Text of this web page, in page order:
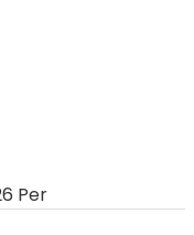
Per